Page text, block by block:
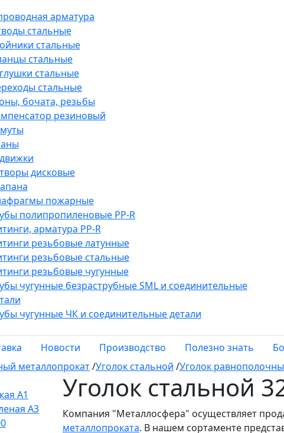
арматура
стальные
стальные
стальные
стальные
стальные
бочата, резьбы
резиновый
дисковые
пожарные
полипропиленовые PP-R
арматура PP-R
резьбовые латунные
резьбовые стальные
резьбовые чугунные
чугунные безраструбные SML и соединительные
чугунные ЧК и соединительные детали
Новости Производство Полезно знать
металлопрокат/Уголок стальной /Уголок
А1
А3
Уголок стальной
Компания "Металлосфера" осуществляет
металлопроката. В нашем сортаменте